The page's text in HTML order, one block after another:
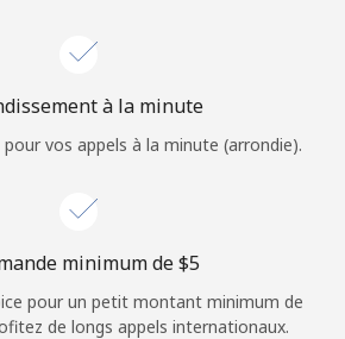
ou
Continue avecà la minute
vos appels à la minute (arrondie).
minimum de ⁦$5⁩
pour un petit montant minimum de
de longs appels internationaux.